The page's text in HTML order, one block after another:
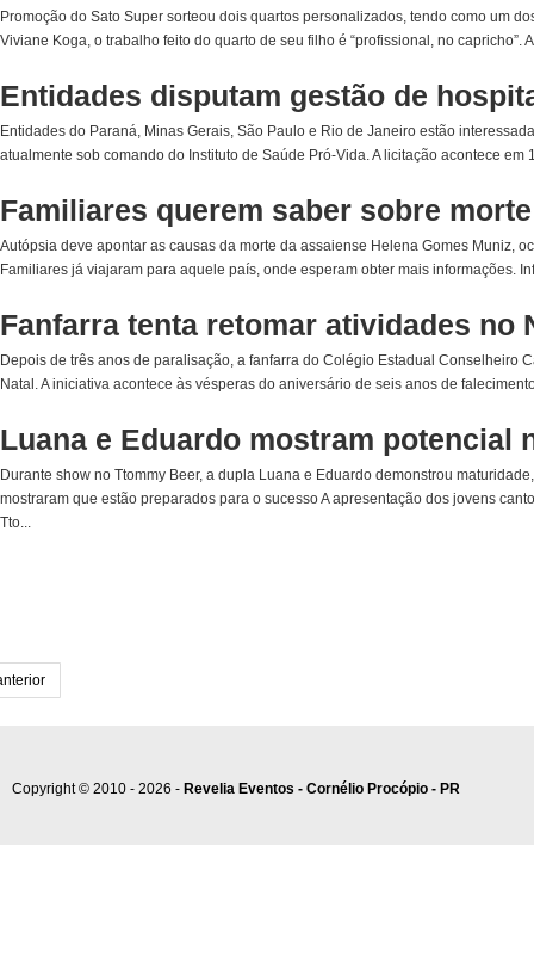
Promoção do Sato Super sorteou dois quartos personalizados, tendo como um
Viviane Koga, o trabalho feito do quarto de seu filho é “profissional, no capricho”.
Entidades disputam gestão de
Entidades do Paraná, Minas Gerais, São Paulo e Rio de Janeiro estão
atualmente sob comando do Instituto de Saúde Pró-Vida. A licitação acontece em
Familiares querem saber sobre
Autópsia deve apontar as causas da morte da assaiense Helena Gomes Muniz,
Familiares já viajaram para aquele país, onde esperam obter mais informações.
Fanfarra tenta retomar atividades no
Depois de três anos de paralisação, a fanfarra do Colégio Estadual Conselheiro
Natal. A iniciativa acontece às vésperas do aniversário de seis anos de
Luana e Eduardo mostram potencial
Durante show no Ttommy Beer, a dupla Luana e Eduardo demonstrou
mostraram que estão preparados para o sucesso A apresentação dos jovens
Tto...
Copyright © 2010 - 2026 - Revelia Eventos - Cornélio Procópio - PR